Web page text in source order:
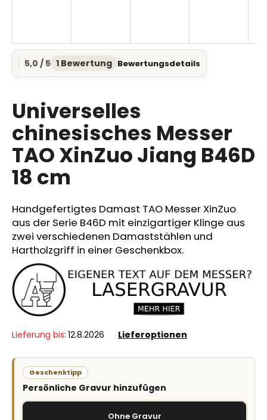
Die
durchschnittliche
ist
5,0
von
5
Sternen.
5,0 / 5 1 Bewertung Bewertungsdetails
Universelles
chinesisches Messer
TAO XinZuo Jiang B46D
18 cm
Handgefertigtes Damast TAO Messer XinZuo
aus der Serie B46D mit einzigartiger Klinge aus
zwei verschiedenen Damaststählen und
Hartholzgriff in einer Geschenkbox.
Lieferung bis: 12.8.2026 Lieferoptionen
Geschenktipp
Persönliche Gravur hinzufügen
Ohne Gravur
SUCHEN
i
r
e
m
p
f
e
h
l
e
n